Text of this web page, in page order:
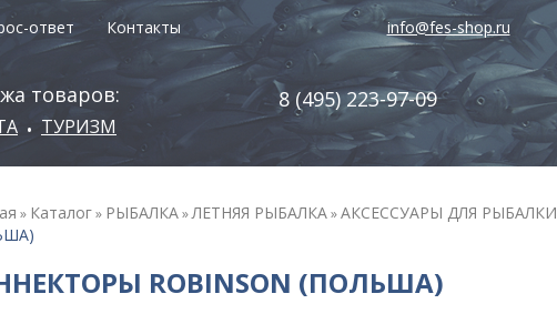
ответ Контакты info@fes-shop.ru
товаров:
• ТУРИЗМ
8 (495) 223-97-09
» Каталог» РЫБАЛКА»ЛЕТНЯЯ РЫБАЛКА»АКСЕССУАРЫ ДЛЯ РЫБАЛКИ
ROBINSON (ПОЛЬША)